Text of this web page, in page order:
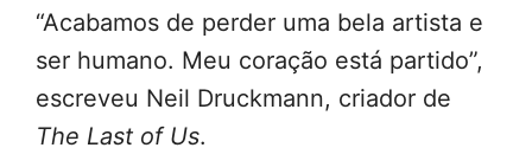
“Acabamos de perder uma bela artista e
ser humano. Meu coração está partido”,
escreveu Neil Druckmann, criador de
The Last of Us.